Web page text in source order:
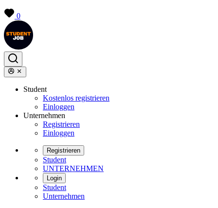
0
Student
Kostenlos registrieren
Einloggen
Unternehmen
Registrieren
Einloggen
Registrieren
Student
UNTERNEHMEN
Login
Student
Unternehmen